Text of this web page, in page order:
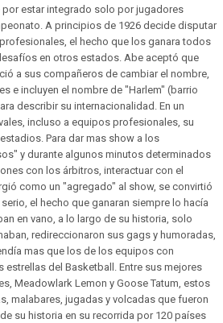
por estar integrado solo por jugadores
A principios de 1926 decide disputar
el hecho que los ganara todos
en otros estados. Abe aceptó que
a sus compañeros de cambiar el nombre,
e incluyen el nombre de "Harlem" (barrio
describir su internacionalidad. En un
incluso a equipos profesionales, su
Para dar mas show a los
y durante algunos minutos determinados
con los árbitros, interactuar con el
como un "agregado" al show, se convirtió
el hecho que ganaran siempre lo hacía
en vano, a lo largo de su historia, solo
redireccionaron sus gags y humoradas,
mas que los de los equipos con
del Basketball. Entre sus mejores
Meadowlark Lemon y Goose Tatum, estos
malabares, jugadas y volcadas que fueron
su historia en su recorrida por 120 países